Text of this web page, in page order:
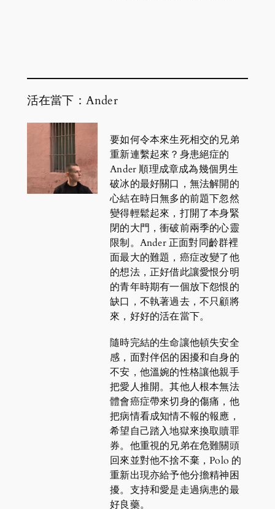
活在當下：Ander
要如何令本來生死相交的兄弟
重新連繫起來？身患絕症的
Ander 順理成章成為幾個男生
破冰的最好關口，無法解開的
心結在時日無多的前題下忽然
變得輕鬆起來，打開了本身緊
閉的大門，衝破前兩季的心靈
限制。Ander 正面對同齡群裡
面最大的難題，癌症改變了他
的想法，正好借此讓愛恨分明
的青年時期有一個放下怨恨的
缺口，不執著過去，不只顧將
來，好好的活在當下。
隨時完結的生命讓他頓失安全
感，面對伴侶的困擾和自身的
不安，他溫婉的性格讓他親手
把愛人推開。其他人根本無法
體會癌症帶來切身的傷痛，他
把病情看成知情不報的報應，
希望自己踏入地獄來換取贖罪
券。他重視的兄弟在危難關頭
回來並對他不捨不棄，Polo 的
重新出現亦給予他分擔精神困
擾。支持和愛是走過病患的最
好良藥。